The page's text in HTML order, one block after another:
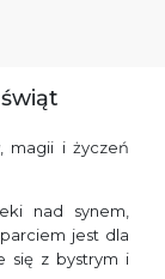
magii i życzeń
nad synem,
jest dla
się z bystrym i